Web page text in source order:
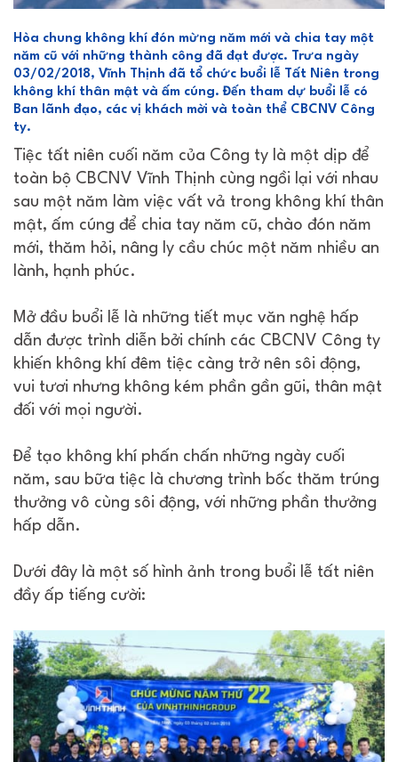
Hòa chung không khí đón mừng năm mới và chia tay một
năm cũ với những thành công đã đạt được. Trưa ngày
03/02/2018, Vĩnh Thịnh đã tổ chức buổi lễ Tất Niên trong
không khí thân mật và ấm cúng. Đến tham dự buổi lễ có
Ban lãnh đạo, các vị khách mời và toàn thể CBCNV Công
ty.
Tiệc tất niên cuối năm của Công ty là một dịp để
toàn bộ CBCNV Vĩnh Thịnh cùng ngồi lại với nhau
sau một năm làm việc vất vả trong không khí thân
mật, ấm cúng để chia tay năm cũ, chào đón năm
mới, thăm hỏi, nâng ly cầu chúc một năm nhiều an
lành, hạnh phúc.
Mở đầu buổi lễ là những tiết mục văn nghệ hấp
dẫn được trình diễn bởi chính các CBCNV Công ty
khiến không khí đêm tiệc càng trở nên sôi động,
vui tươi nhưng không kém phần gần gũi, thân mật
đối với mọi người.
Để tạo không khí phấn chấn những ngày cuối
năm, sau bữa tiệc là chương trình bốc thăm trúng
thưởng vô cùng sôi động, với những phần thưởng
hấp dẫn.
Dưới đây là một số hình ảnh trong buổi lễ tất niên
đầy ấp tiếng cười: